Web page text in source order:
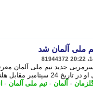
ملی آلمان شد
81944372
سرمربی جدید تیم ملی آلمان
- آلمان - تیم ملی آلمان -